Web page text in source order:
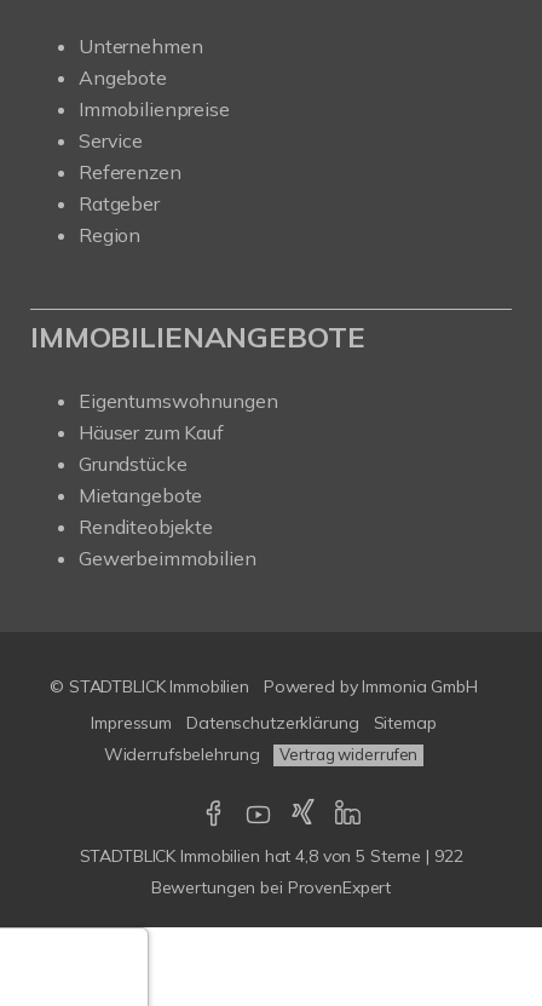
Unternehmen
Angebote
Immobilienpreise
Service
Referenzen
Ratgeber
Region
IMMOBILIENANGEBOTE
Eigentumswohnungen
Häuser zum Kauf
Grundstücke
Mietangebote
Renditeobjekte
Gewerbeimmobilien
© STADTBLICK Immobilien Powered by Immonia GmbH
Impressum
Datenschutzerklärung
Sitemap
Widerrufsbelehrung
Vertrag widerrufen
STADTBLICK Immobilien hat4,8von5 Sterne | 922
Bewertungen bei ProvenExpert